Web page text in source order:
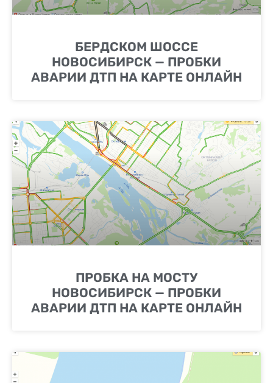
БЕРДСКОМ ШОССЕ
НОВОСИБИРСК — ПРОБКИ
АВАРИИ ДТП НА КАРТЕ ОНЛАЙН
ПРОБКА НА МОСТУ
НОВОСИБИРСК — ПРОБКИ
АВАРИИ ДТП НА КАРТЕ ОНЛАЙН